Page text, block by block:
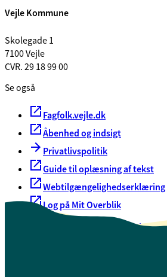
Vejle Kommune
Skolegade 1
7100 Vejle
CVR. 29 18 99 00
Se også
Fagfolk.vejle.dk
Åbenhed og indsigt
Privatlivspolitik
Guide til oplæsning af tekst
Webtilgængelighedserklæring
Log på Mit Overblik
Oversigt